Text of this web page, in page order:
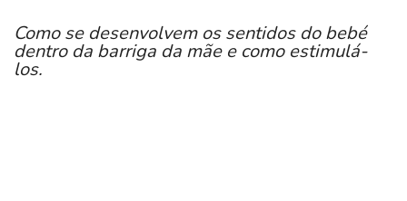
Como se desenvolvem os sentidos do bebé
dentro da barriga da mãe e como estimulá-
los.